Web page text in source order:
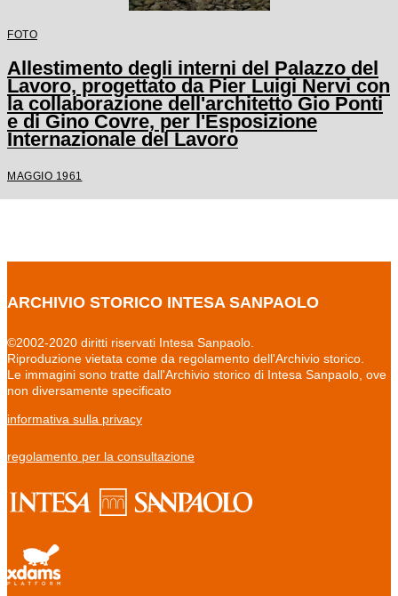
FOTO
Allestimento degli interni del Palazzo del
Lavoro, progettato da Pier Luigi Nervi con
la collaborazione dell'architetto Gio Ponti
e di Gino Covre, per l'Esposizione
Internazionale del Lavoro
MAGGIO 1961
ARCHIVIO STORICO INTESA SANPAOLO
©2002-2020 diritti riservati Intesa Sanpaolo.
Riproduzione vietata come da regolamento dell'Archivio storico.
Le immagini sono tratte dall'Archivio storico di Intesa Sanpaolo, ove
non diversamente specificato
informativa sulla privacy
regolamento per la consultazione